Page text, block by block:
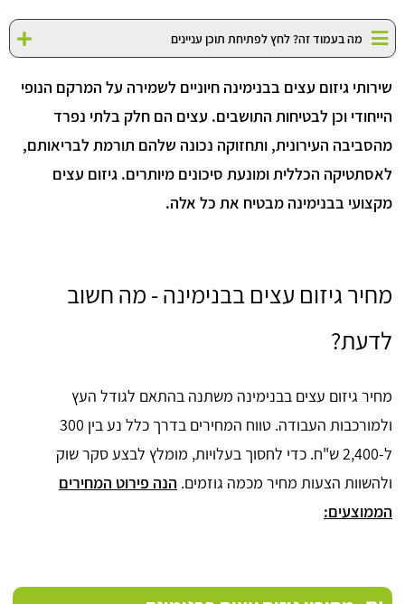
מה בעמוד זה? לחץ לפתיחת תוכן עניינים
שירותי גיזום עצים בבנימינה חיוניים לשמירה על המרקם הנופי
הייחודי וכן לבטיחות התושבים. עצים הם חלק בלתי נפרד
מהסביבה העירונית, ותחזוקה נכונה שלהם תורמת לבריאותם,
לאסתטיקה הכללית ומונעת סיכונים מיותרים. גיזום עצים
מקצועי בבנימינה מבטיח את כל אלה.
מחיר גיזום עצים בבנימינה - מה חשוב
לדעת?
מחיר גיזום עצים בבנימינה משתנה בהתאם לגודל העץ
ולמורכבות העבודה. טווח המחירים בדרך כלל נע בין 300
ל-2,400 ש"ח. כדי לחסוך בעלויות, מומלץ לבצע סקר שוק
ולהשוות הצעות מחיר מכמה גוזמים. הנה פירוט המחירים
הממוצעים: